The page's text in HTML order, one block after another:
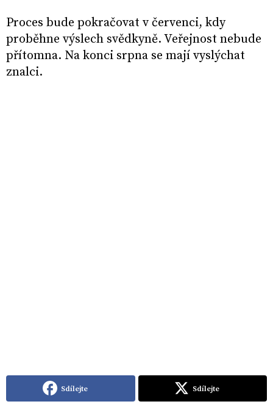
Proces bude pokračovat v červenci, kdy
proběhne výslech svědkyně. Veřejnost nebude
přítomna. Na konci srpna se mají vyslýchat
znalci.
Sdílejte Sdílejte